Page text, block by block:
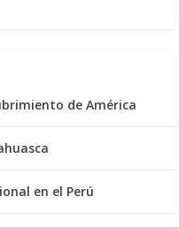
de América
en el Perú